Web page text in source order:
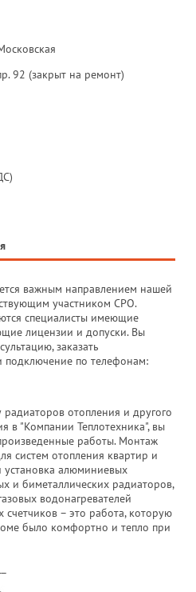
92 (закрыт на ремонт)
важным направлением нашей
участником СРО.
специалисты имеющие
лицензии и допуски. Вы
заказать
подключение по телефонам:
отопления и другого
в "Компании Теплотехника", вы
работы. Монтаж
систем отопления квартир и
алюминиевых
и биметаллических радиаторов,
водонагревателей
счетчиков – это работа, которую
было комфортно и тепло при